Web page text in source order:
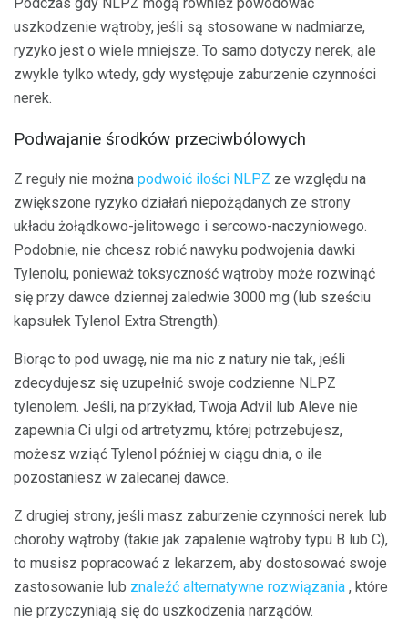
uszkodzenie wątroby, jeśli są stosowane w nadmiarze,
ryzyko jest o wiele mniejsze. To samo dotyczy nerek, ale
zwykle tylko wtedy, gdy występuje zaburzenie czynności
nerek.
Podwajanie środków przeciwbólowych
Z reguły nie można podwoić ilości NLPZ ze względu na
zwiększone ryzyko działań niepożądanych ze strony
układu żołądkowo-jelitowego i sercowo-naczyniowego.
Podobnie, nie chcesz robić nawyku podwojenia dawki
Tylenolu, ponieważ toksyczność wątroby może rozwinąć
się przy dawce dziennej zaledwie 3000 mg (lub sześciu
kapsułek Tylenol Extra Strength).
Biorąc to pod uwagę, nie ma nic z natury nie tak, jeśli
zdecydujesz się uzupełnić swoje codzienne NLPZ
tylenolem. Jeśli, na przykład, Twoja Advil lub Aleve nie
zapewnia Ci ulgi od artretyzmu, której potrzebujesz,
możesz wziąć Tylenol później w ciągu dnia, o ile
pozostaniesz w zalecanej dawce.
Z drugiej strony, jeśli masz zaburzenie czynności nerek lub
choroby wątroby (takie jak zapalenie wątroby typu B lub C),
to musisz popracować z lekarzem, aby dostosować swoje
zastosowanie lub znaleźć alternatywne rozwiązania , które
nie przyczyniają się do uszkodzenia narządów.